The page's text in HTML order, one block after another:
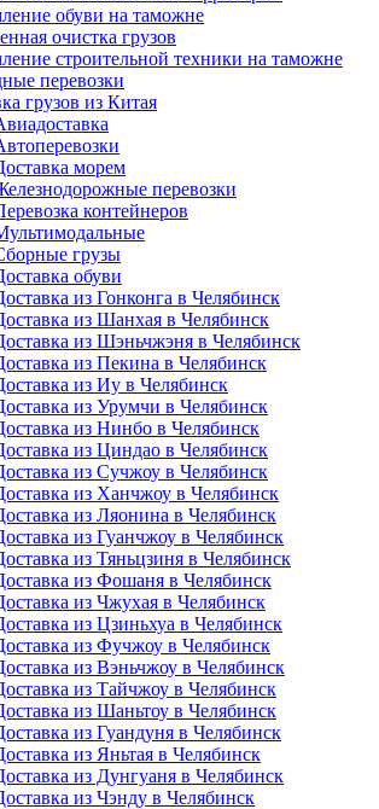
обуви на таможне
очистка грузов
строительной техники на таможне
перевозки
грузов из Китая
морем
перевозки
контейнеров
грузы
обуви
из Гонконга в Челябинск
из Шанхая в Челябинск
из Шэньчжэня в Челябинск
из Пекина в Челябинск
из Иу в Челябинск
из Урумчи в Челябинск
из Нинбо в Челябинск
из Циндао в Челябинск
из Сучжоу в Челябинск
из Ханчжоу в Челябинск
из Ляонина в Челябинск
из Гуанчжоу в Челябинск
из Тяньцзиня в Челябинск
из Фошаня в Челябинск
из Чжухая в Челябинск
из Цзиньхуа в Челябинск
из Фучжоу в Челябинск
из Вэньчжоу в Челябинск
из Тайчжоу в Челябинск
из Шаньтоу в Челябинск
из Гуандуня в Челябинск
из Яньтая в Челябинск
из Дунгуаня в Челябинск
из Чэнду в Челябинск